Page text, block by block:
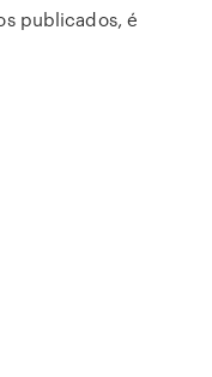
publicados, é